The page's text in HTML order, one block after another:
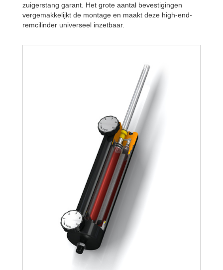
zuigerstang garant. Het grote aantal bevestigingen
vergemakkelijkt de montage en maakt deze high-end-
remcilinder universeel inzetbaar.